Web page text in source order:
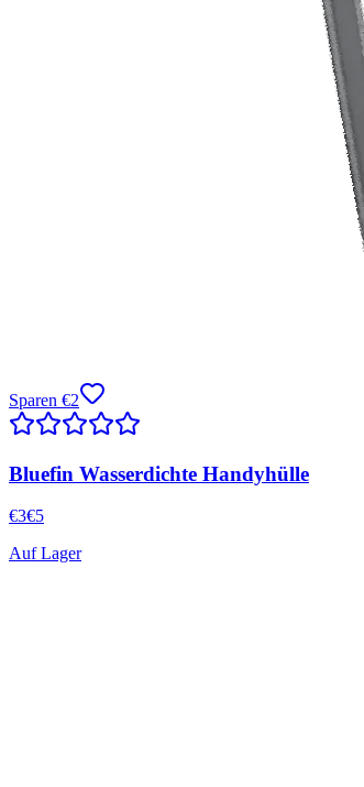
Sparen €2
Bluefin Wasserdichte Handyhülle
€3€5
Auf Lager